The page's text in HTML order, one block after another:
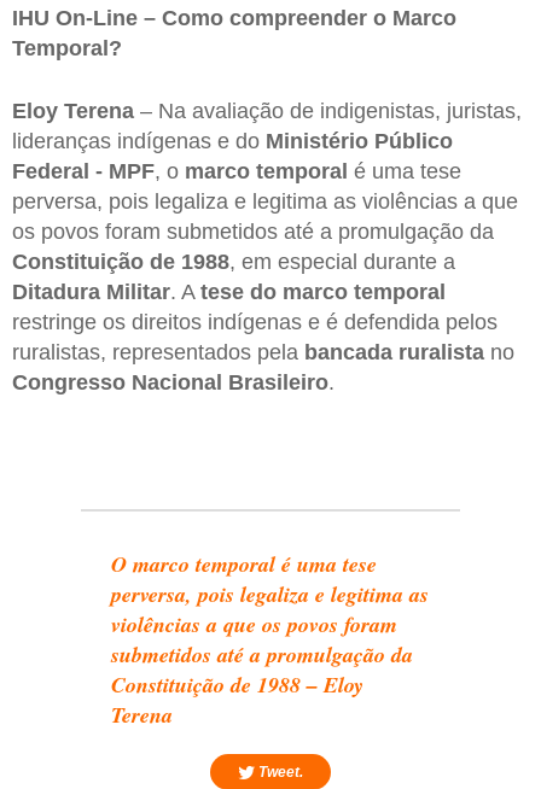
IHU On-Line – Como compreender o Marco
Temporal?
Eloy Terena – Na avaliação de indigenistas, juristas,
lideranças indígenas e do Ministério Público
Federal - MPF, o marco temporal é uma tese
perversa, pois legaliza e legitima as violências a que
os povos foram submetidos até a promulgação da
Constituição de 1988, em especial durante a
Ditadura Militar. A tese do marco temporal
restringe os direitos indígenas e é defendida pelos
ruralistas, representados pela bancada ruralista no
Congresso Nacional Brasileiro.
O marco temporal é uma tese
perversa, pois legaliza e legitima as
violências a que os povos foram
submetidos até a promulgação da
Constituição de 1988 – Eloy
Terena
Tweet.